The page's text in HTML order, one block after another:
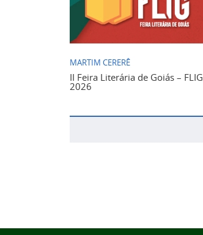
MARTIM CERERÊ
II Feira Literária de Goiás – FLIG
2026